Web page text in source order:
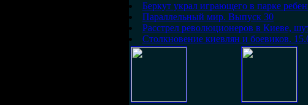
Беркут украл играющего в парке
Параллельный мир. Выпуск 30
Расстрел революционеров в Киеве,
Столкновение киевлян и боевиков.